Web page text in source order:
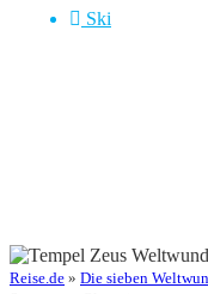
Ski
Reise.de » Die sieben